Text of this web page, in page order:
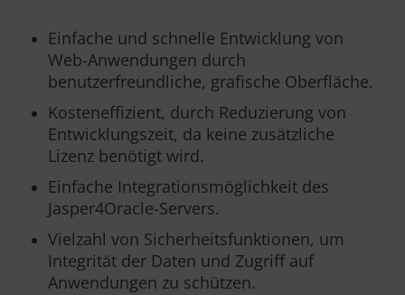
Einfache und schnelle Entwicklung von
Web-Anwendungen durch
benutzerfreundliche, grafische Oberfläche.
Kosteneffizient, durch Reduzierung von
Entwicklungszeit, da keine zusätzliche
Lizenz benötigt wird.
Einfache Integrationsmöglichkeit des
Jasper4Oracle-Servers.
Vielzahl von Sicherheitsfunktionen, um
Integrität der Daten und Zugriff auf
Anwendungen zu schützen.